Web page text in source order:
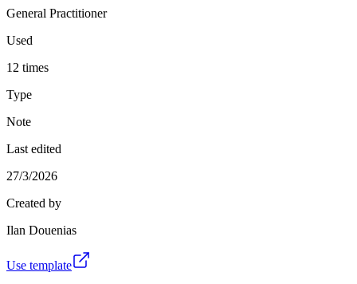
General Practitioner
Used
12 times
Type
Note
Last edited
27/3/2026
Created by
Ilan Douenias
Use template